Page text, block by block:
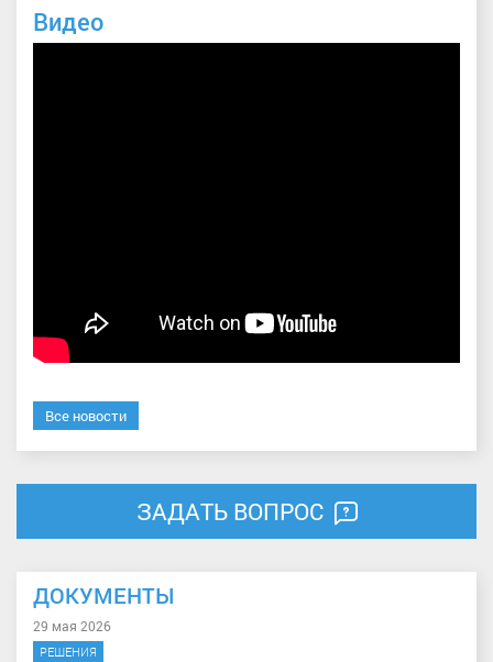
Видео
Все новости
ЗАДАТЬ ВОПРОС
ДОКУМЕНТЫ
29 мая 2026
РЕШЕНИЯ